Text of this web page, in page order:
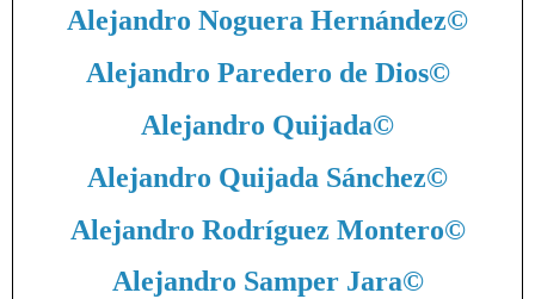
Alejandro Noguera Hernández©
Alejandro Paredero de Dios©
Alejandro Quijada©
Alejandro Quijada Sánchez©
Alejandro Rodríguez Montero©
Alejandro Samper Jara©